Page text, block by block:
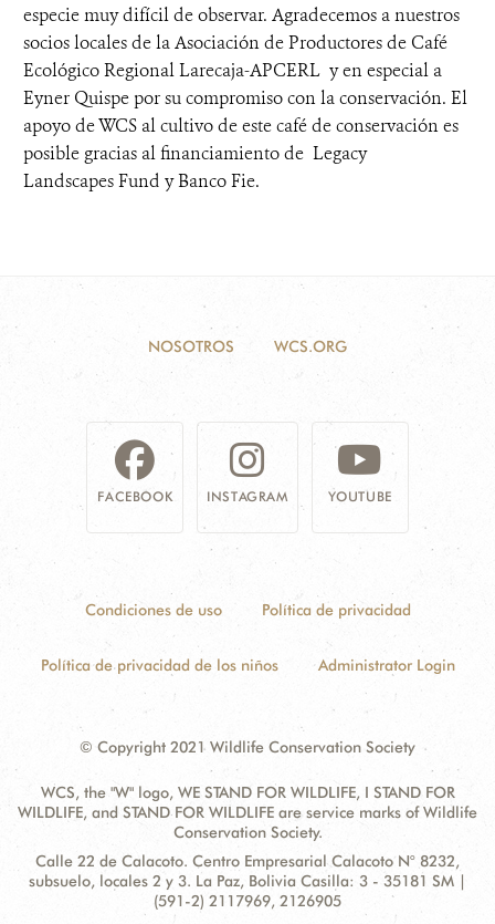
especie muy difícil de observar. Agradecemos a nuestros
socios locales de la Asociación de Productores de Café
Ecológico Regional Larecaja-APCERL y en especial a
Eyner Quispe por su compromiso con la conservación. El
apoyo de WCS al cultivo de este café de conservación es
posible gracias al financiamiento de Legacy
Landscapes Fund y Banco Fie.
NOSOTROS WCS.ORG
FACEBOOK INSTAGRAM YOUTUBE
Condiciones de uso Política de privacidad
Política de privacidad de los niños Administrator Login
© Copyright 2021 Wildlife Conservation Society
WCS, the "W" logo, WE STAND FOR WILDLIFE, I STAND FOR
WILDLIFE, and STAND FOR WILDLIFE are service marks of Wildlife
Conservation Society.
Contact
Information
Address:
Calle 22 de Calacoto. Centro Empresarial Calacoto N° 8232,
subsuelo, locales 2 y 3. La Paz, Bolivia Casilla: 3 - 35181 SM |
(591-2) 2117969, 2126905